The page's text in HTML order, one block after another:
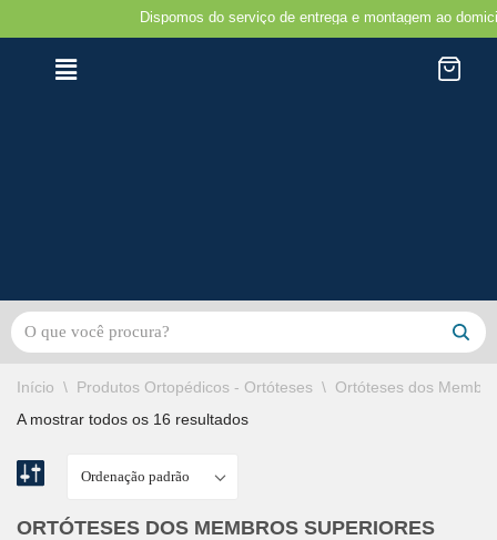
Avançar
Dispomos do serviço de entrega e montagem ao domicilio
Início \ Produtos Ortopédicos - Ortóteses \ Ortóteses dos
A mostrar todos os 16 resultados
ORTÓTESES DOS MEMBROS SUPERIORES